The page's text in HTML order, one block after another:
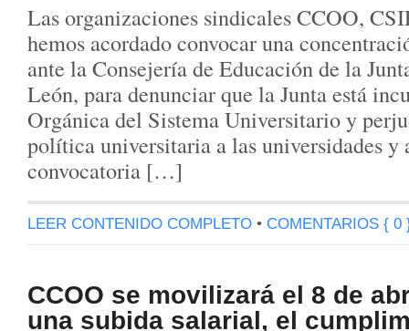
Las organizaciones sindicales CCOO,
hemos acordado convocar una
ante la Consejería de Educación de la
León, para denunciar que la Junta está
Orgánica del Sistema Universitario y
política universitaria a las universidades y
convocatoria […]
LEER CONTENIDO COMPLETO • COMENTARIOS { 0
CCOO se movilizará el 8 de
una subida salarial, el